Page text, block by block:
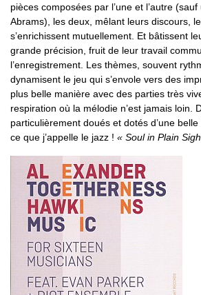
pièces composées par l’une et l’autre
Abrams), les deux, mêlant leurs discours,
s’enrichissent mutuellement. Et bâtissent
grande précision, fruit de leur travail
l’enregistrement. Les thèmes, souvent
dynamisent le jeu qui s’envole vers des
plus belle manière avec des parties très
respiration où la mélodie n’est jamais loin.
particulièrement doués et dotés d’une
ce que j’appelle le jazz ! « Soul in Plain